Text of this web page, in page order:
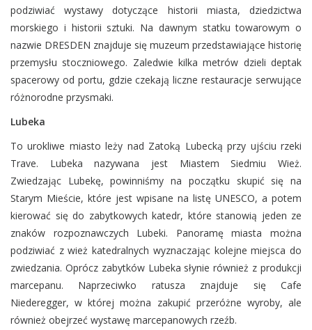
podziwiać wystawy dotyczące historii miasta, dziedzictwa
morskiego i historii sztuki. Na dawnym statku towarowym o
nazwie DRESDEN znajduje się muzeum przedstawiające historię
przemysłu stoczniowego. Zaledwie kilka metrów dzieli deptak
spacerowy od portu, gdzie czekają liczne restauracje serwujące
różnorodne przysmaki.
Lubeka
To urokliwe miasto leży nad Zatoką Lubecką przy ujściu rzeki
Trave. Lubeka nazywana jest Miastem Siedmiu Wież.
Zwiedzając Lubekę, powinniśmy na początku skupić się na
Starym Mieście, które jest wpisane na listę UNESCO, a potem
kierować się do zabytkowych katedr, które stanowią jeden ze
znaków rozpoznawczych Lubeki. Panoramę miasta można
podziwiać z wież katedralnych wyznaczając kolejne miejsca do
zwiedzania. Oprócz zabytków Lubeka słynie również z produkcji
marcepanu. Naprzeciwko ratusza znajduje się Cafe
Niederegger, w której można zakupić przeróżne wyroby, ale
również obejrzeć wystawę marcepanowych rzeźb.